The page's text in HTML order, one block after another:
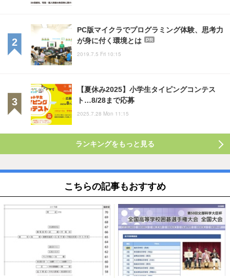
PC版マイクラでプログラミング体験、思考力
が身に付く環境とは
PR
2019.7.5 Fri 10:15
【夏休み2025】小学生タイピングコンテス
ト…8/28まで応募
2025.7.28 Mon 11:15
ランキングをもっと見る
こちらの記事もおすすめ